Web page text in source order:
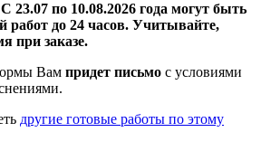
23.07 по 10.08.2026 года могут быть
работ до 24 часов. Учитывайте,
при заказе.
Вам придет письмо с условиями
другие готовые работы по этому